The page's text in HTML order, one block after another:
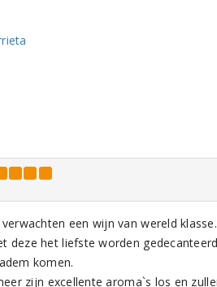
een wijn van wereld
deze het liefste worden
komen.
zijn excellente aroma`s los en